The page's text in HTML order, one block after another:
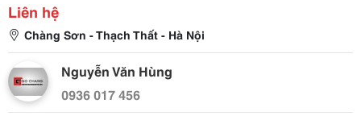
Liên hệ
Chàng Sơn - Thạch Thất - Hà Nội
Nguyễn Văn Hùng
0936 017 456